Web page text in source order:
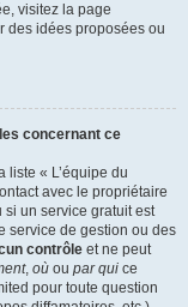
visitez la page
des idées proposées ou
concernant ce
liste « L’équipe du
avec le propriétaire
si un service gratuit est
service de gestion ou des
contrôle et ne peut
, où ou par qui ce
pour toute question